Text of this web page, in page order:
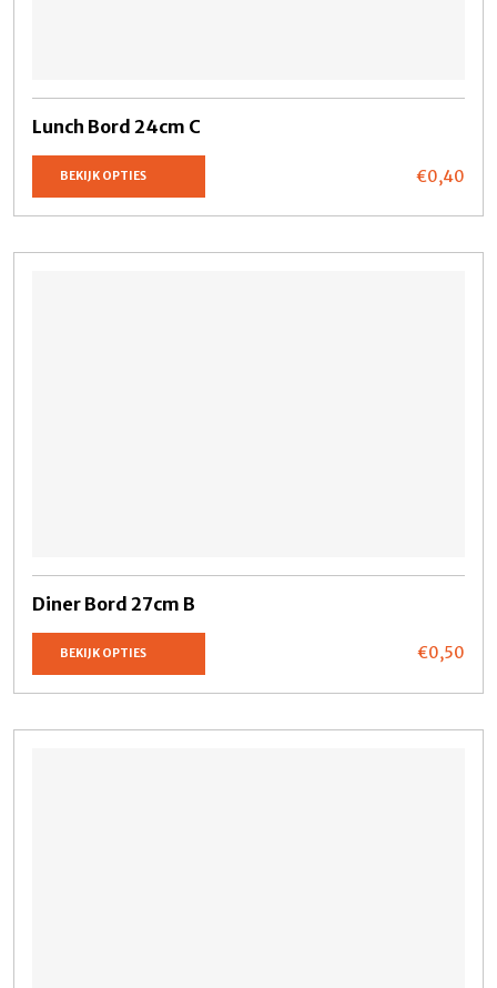
Lunch Bord 24cm C
BEKIJK OPTIES €0,40
Diner Bord 27cm B
BEKIJK OPTIES €0,50